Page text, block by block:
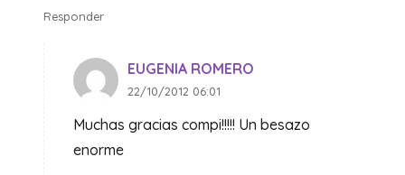
Responder
EUGENIA ROMERO
22/10/2012 06:01
Muchas gracias compi!!!!! Un besazo
enorme